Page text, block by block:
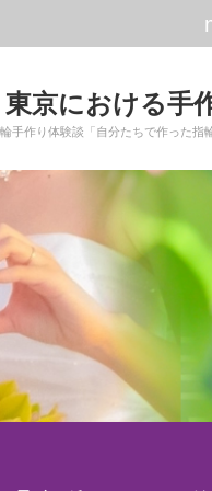
東京における手
手作り体験談「自分たちで作った指